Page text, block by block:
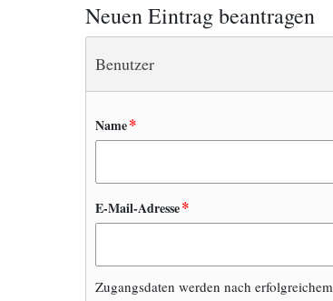
Neuen Eintrag beantragen
Benutzer
Name*
E-Mail-Adresse*
Zugangsdaten werden nach